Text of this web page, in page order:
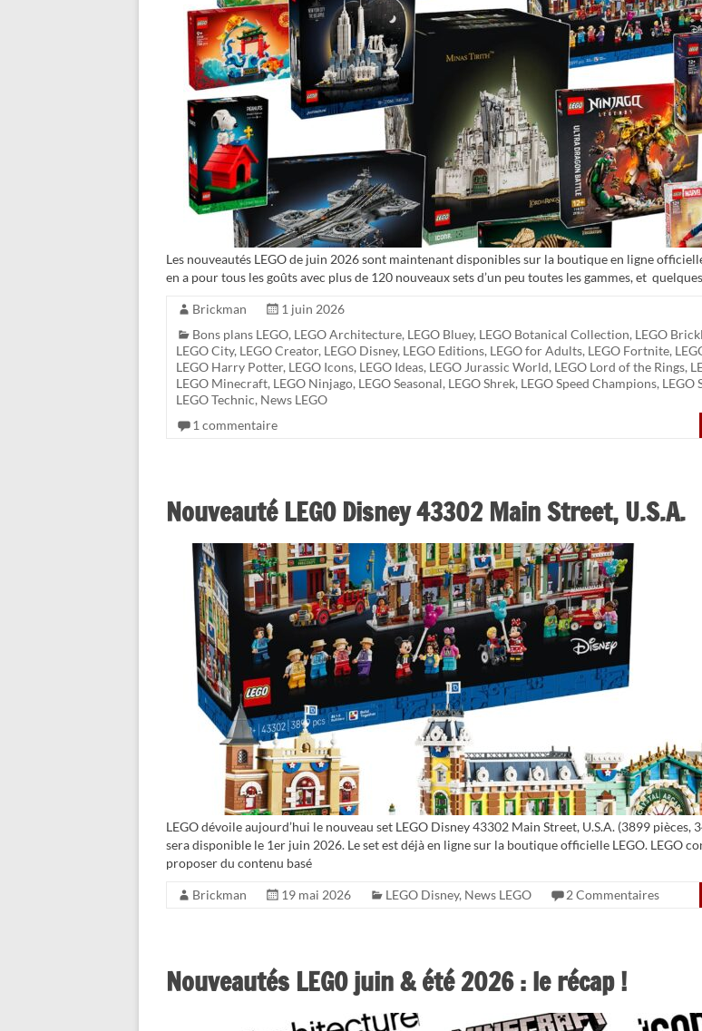
Les nouveautés LEGO de juin 2026 sont maintenant disponibles sur la boutique en ligne
en a pour tous les goûts avec plus de 120 nouveaux sets d’un peu toutes les gammes, et
Brickman
1 juin 2026
Bons plans LEGO, LEGO Architecture, LEGO Bluey, LEGO Botanical Collection, LEGO
LEGO City, LEGO Creator, LEGO Disney, LEGO Editions, LEGO for Adults, LEGO Fortnite,
LEGO Harry Potter, LEGO Icons, LEGO Ideas, LEGO Jurassic World, LEGO Lord of the Rings,
LEGO Minecraft, LEGO Ninjago, LEGO Seasonal, LEGO Shrek, LEGO Speed Champions, LEGO
LEGO Technic, News LEGO
1 commentaire
Nouveauté LEGO Disney 43302 Main Street, U.S.A.
LEGO dévoile aujourd’hui le nouveau set LEGO Disney 43302 Main Street, U.S.A. (3899 pièces,
sera disponible le 1er juin 2026. Le set est déjà en ligne sur la boutique officielle LEGO. LEGO
proposer du contenu basé
Brickman 19 mai 2026 LEGO Disney, News LEGO 2 Commentaires
Nouveautés LEGO juin & été 2026 : le récap !